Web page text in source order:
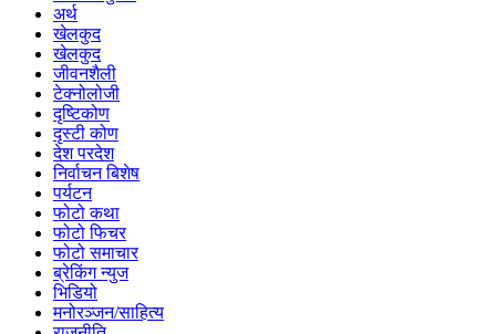
अर्थ
खेलकुद
खेलकुद
जीवनशैली
टेक्नोलोजी
दृष्टिकोण
दृस्टी कोण
देश परदेश
निर्वाचन बिशेष
पर्यटन
फोटो कथा
फोटो फिचर
फोटो समाचार
ब्रेकिंग न्युज
भिडियो
मनोरञ्जन/साहित्य